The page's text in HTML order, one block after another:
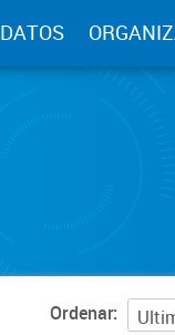
DATOS
Ordenar